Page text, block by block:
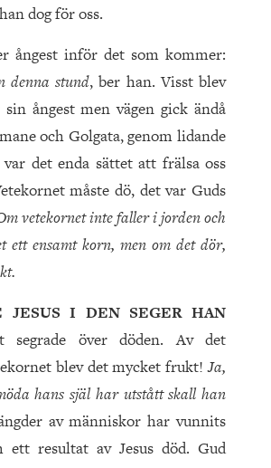
dog för oss.
ångest inför det som kommer:
denna stund, ber han. Visst blev
ångest men vägen gick ändå
och Golgata, genom lidande
det enda sättet att frälsa oss
måste dö, det var Guds
vetekornet inte faller i jorden och
ett ensamt korn, men om det dör,
I DEN SEGER HAN
segrade över döden. Av det
blev det mycket frukt!Ja,
hans själ har utstått skall han
av människor har vunnits
ett resultat av Jesus död. Gud